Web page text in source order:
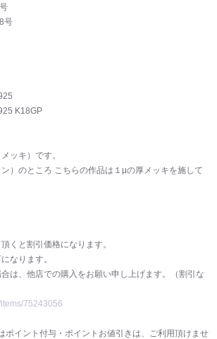
号
K18GP
ッキ）です。
）のところ こちらの作品は１μの厚メッキを施して
くと割引価格になります。
なります。
は、他店での購入をお願い申し上げます。（割引な
75243056
イント付与・ポイントお値引きは、ご利用頂けませ